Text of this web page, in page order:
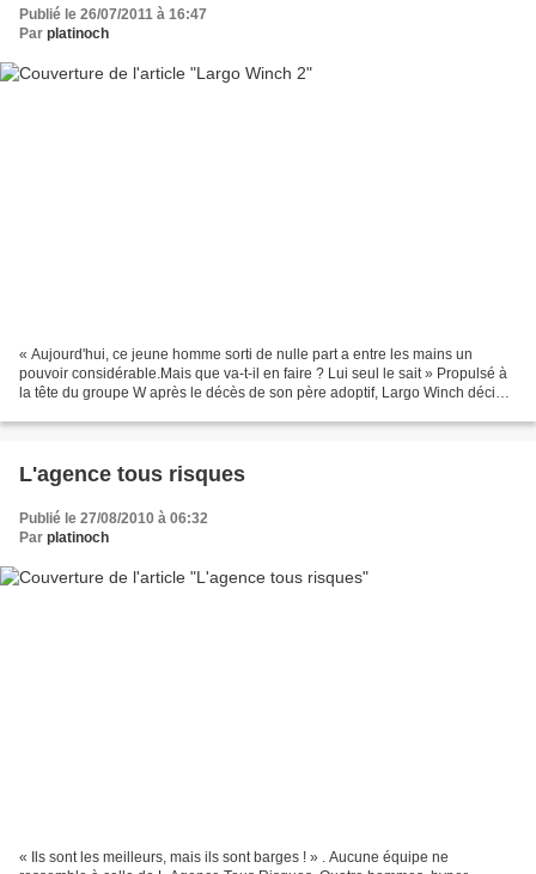
Publié le 26/07/2011 à 16:47
Par platinoch
« Aujourd'hui, ce jeune homme sorti de nulle part a entre les mains un
pouvoir considérable.Mais que va-t-il en faire ? Lui seul le sait » Propulsé à
la tête du groupe W après le décès de son père adoptif, Largo Winch décide,
L'agence tous risques
Publié le 27/08/2010 à 06:32
Par platinoch
« Ils sont les meilleurs, mais ils sont barges ! » . Aucune équipe ne